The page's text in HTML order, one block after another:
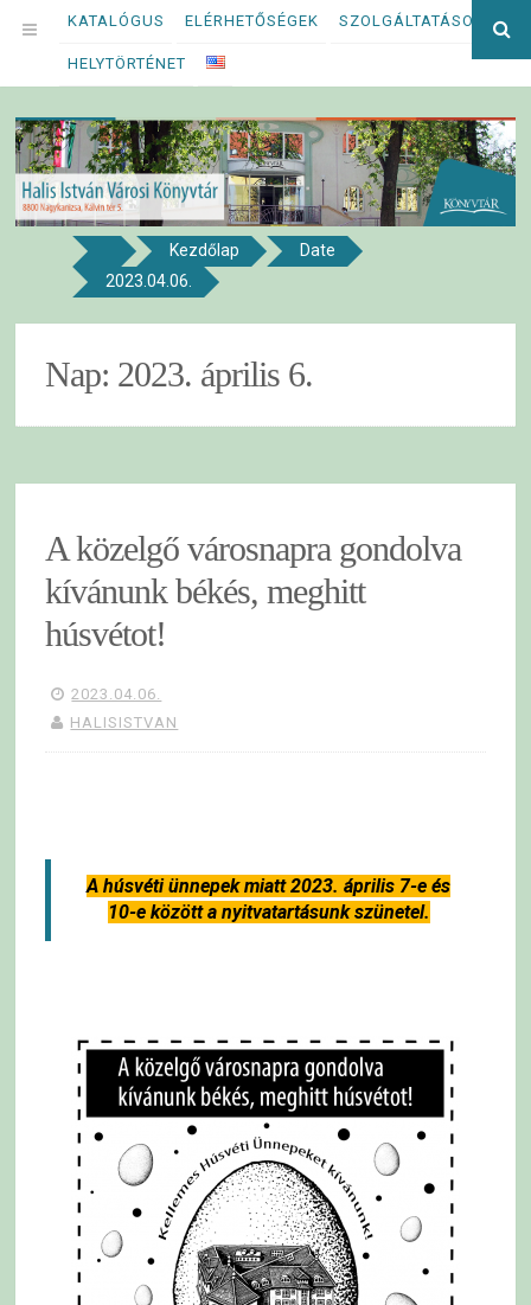
Megszakítás
OPEN
MENU
KATALÓGUS ELÉRHETŐSÉGEK SZOLGÁLTATÁSOK
HELYTÖRTÉNET
Halis István Városi Könyvtár
8800 NAGYKANIZSA, KÁLVIN TÉR 5.
Kezdőlap
Date
2023.04.06.
Nap: 2023. április 6.
A közelgő városnapra gondolva
kívánunk békés, meghitt
húsvétot!
2023.04.06.
HALISISTVAN
A húsvéti ünnepek miatt 2023. április 7-e és
10-e között a nyitvatartásunk szünetel.